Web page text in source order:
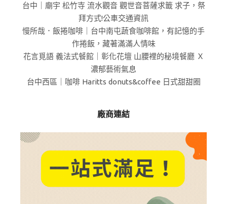
台中｜廟宇 松竹寺 流水觀音 觀世音菩薩求籤 求子，祭
拜方式!公車交通資訊
慢所哉．飯捲咖啡｜台中南屯蔬食咖啡館，有記憶的手
作捲飯，藏著滿滿人情味
花言覓語 義法式餐館｜彰化花壇 山腰裡的秘境餐廳 Ｘ
濃郁藝術氣息
台中西區｜咖啡 Haritts donuts&coffee 日式甜甜圈
廠商連結